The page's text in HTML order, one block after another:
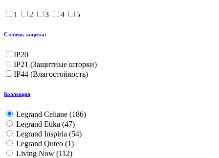
1 2 3 4 5
Степень защиты:
IP20
IP21 (Защитные шторки)
IP44 (Влагостойкость)
Коллекция
Legrand Celiane (186)
Legrand Etika (47)
Legrand Inspiria (54)
Legrand Quteo (1)
Living Now (112)